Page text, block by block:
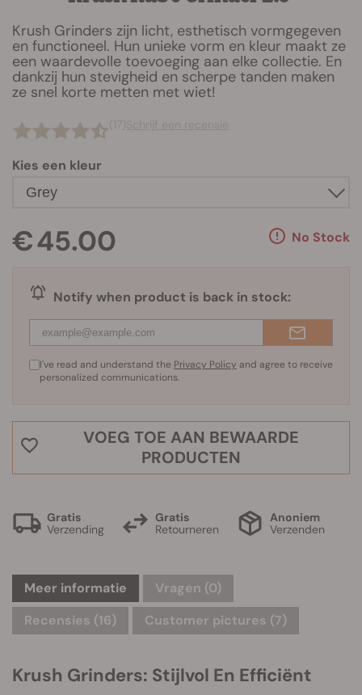
Krush Grinders zijn licht, esthetisch vormgegeven
en functioneel. Hun unieke vorm en kleur maakt ze
een waardevolle toevoeging aan elke collectie. En
dankzij hun stevigheid en scherpe tanden maken
ze snel korte metten met wiet!
Kies een kleur
€ 45.00 No Stock
Notify when product is back in stock:
I've read and understand the Privacy Policy and agree to receive
personalized communications.
VOEG TOE AAN BEWAARDE
PRODUCTEN
Gratis
Verzending
Gratis
Retourneren
Anoniem
Verzenden
Meer informatie Vragen (0)
Recensies (16)
Customer pictures (7)
Krush Grinders: Stijlvol En Efficiënt